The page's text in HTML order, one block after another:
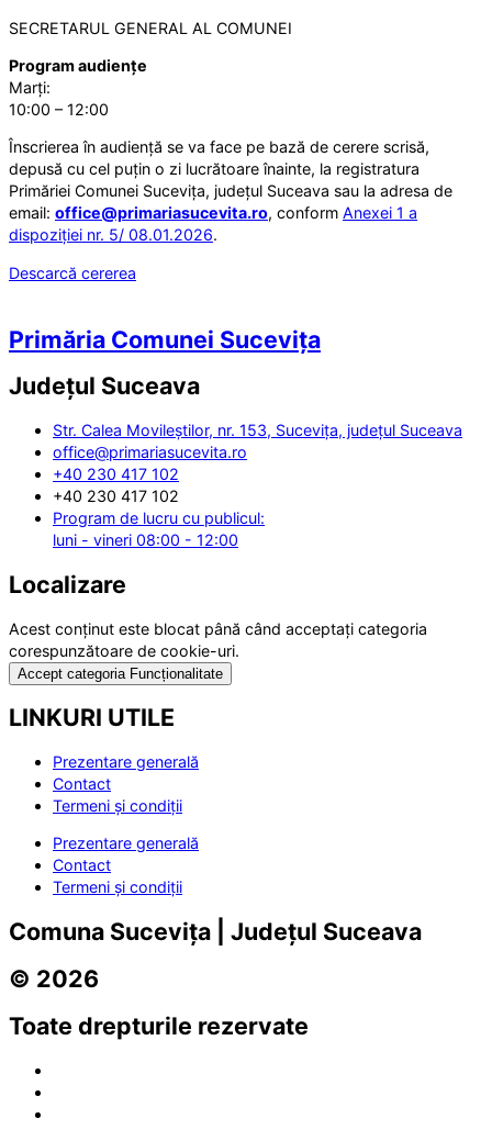
SECRETARUL GENERAL AL COMUNEI
Program audiențe
Marți:
10:00 – 12:00
Înscrierea în audiență se va face pe bază de cerere scrisă,
depusă cu cel puțin o zi lucrătoare înainte, la registratura
Primăriei Comunei Sucevița, județul Suceava sau la adresa de
email: office@primariasucevita.ro, conform Anexei 1 a
dispoziției nr. 5/ 08.01.2026.
Descarcă cererea
Primăria Comunei Sucevița
Județul Suceava
Str. Calea Movileștilor, nr. 153, Sucevița, județul Suceava
office@primariasucevita.ro
+40 230 417 102
+40 230 417 102
Program de lucru cu publicul:
luni - vineri 08:00 - 12:00
Localizare
Acest conținut este blocat până când acceptați categoria
corespunzătoare de cookie-uri.
Accept categoria Funcționalitate
LINKURI UTILE
Prezentare generală
Contact
Termeni și condiții
Prezentare generală
Contact
Termeni și condiții
Comuna Sucevița | Județul Suceava
© 2026
Toate drepturile rezervate